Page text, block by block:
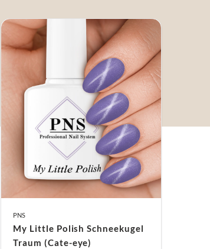
PNS
My Little Polish Schneekugel
Traum (Cate-eye)